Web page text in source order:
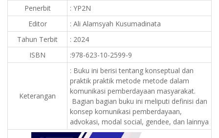
Penerbit
: YP2N
Editor
: Ali Alamsyah Kusumadinata
Tahun Terbit
: 2024
ISBN
:978-623-10-2599-9
Keterangan
: Buku ini berisi tentang konseptual dan
praktik praktik metode metode dalam
komunikasi pemberdayaan masyarakat.
Bagian bagian buku ini meliputi definisi dan
konsep komunikasi pemberdayaan,
advokasi, modal social, gendee, dan lainnya